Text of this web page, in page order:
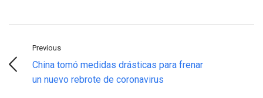
Previous
China tomó medidas drásticas para frenar
un nuevo rebrote de coronavirus